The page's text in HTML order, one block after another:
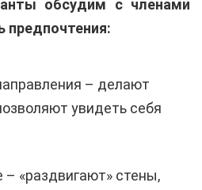
обсудим с членами
предпочтения:
– делают
увидеть себя
– «раздвигают» стены,